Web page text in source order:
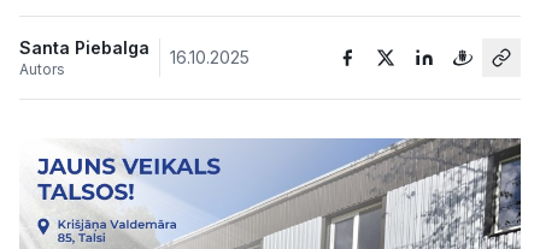
Santa Piebalga
Autors
16.10.2025